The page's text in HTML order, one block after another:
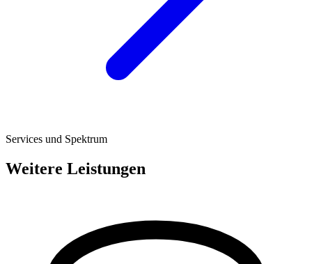
Services und Spektrum
Weitere Leistungen